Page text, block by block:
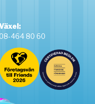
464 80 60